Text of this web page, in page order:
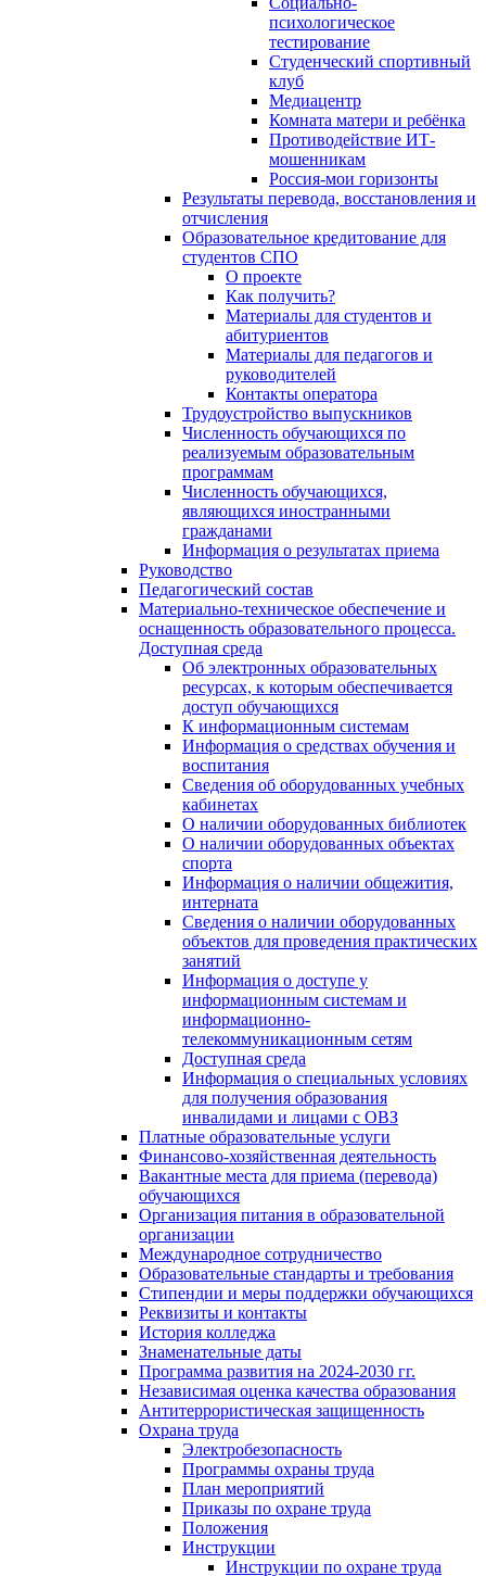
психологическое
тестирование
Студенческий спортивный
клуб
Медиацентр
Комната матери и ребёнка
Противодействие ИТ-
мошенникам
Россия-мои горизонты
Результаты перевода, восстановления и
отчисления
Образовательное кредитование для
студентов СПО
О проекте
Как получить?
Материалы для студентов и
абитуриентов
Материалы для педагогов и
руководителей
Контакты оператора
Трудоустройство выпускников
Численность обучающихся по
реализуемым образовательным
программам
Численность обучающихся,
являющихся иностранными
гражданами
Информация о результатах приема
Руководство
Педагогический состав
Материально-техническое обеспечение и
оснащенность образовательного процесса.
Доступная среда
Об электронных образовательных
ресурсах, к которым обеспечивается
доступ обучающихся
К информационным системам
Информация о средствах обучения и
воспитания
Сведения об оборудованных учебных
кабинетах
О наличии оборудованных библиотек
О наличии оборудованных объектах
спорта
Информация о наличии общежития,
интерната
Сведения о наличии оборудованных
объектов для проведения практических
занятий
Информация о доступе у
информационным системам и
информационно-
телекоммуникационным сетям
Доступная среда
Информация о специальных условиях
для получения образования
инвалидами и лицами с ОВЗ
Платные образовательные услуги
Финансово-хозяйственная деятельность
Вакантные места для приема (перевода)
обучающихся
Организация питания в образовательной
организации
Международное сотрудничество
Образовательные стандарты и требования
Стипендии и меры поддержки обучающихся
Реквизиты и контакты
История колледжа
Знаменательные даты
Программа развития на 2024-2030 гг.
Независимая оценка качества образования
Антитеррористическая защищенность
Охрана труда
Электробезопасность
Программы охраны труда
План мероприятий
Приказы по охране труда
Положения
Инструкции
Инструкции по охране труда